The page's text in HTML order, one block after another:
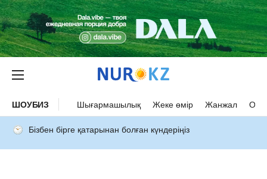
ШОУБИЗ Шығармашылық Жеке өмір Жанжал
Бізбен бірге қатарынан болған күндеріңіз